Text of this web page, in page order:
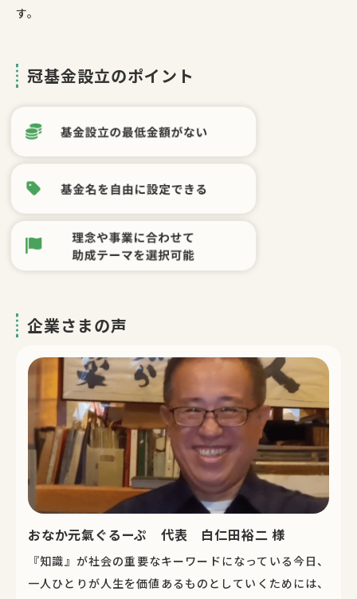
す。
冠基金設立のポイント
企業さまの声
おなか元氣ぐるーぷ 代表 白仁田裕二 様
『知識』が社会の重要なキーワードになっている今日、
一人ひとりが人生を価値あるものとしていくためには、